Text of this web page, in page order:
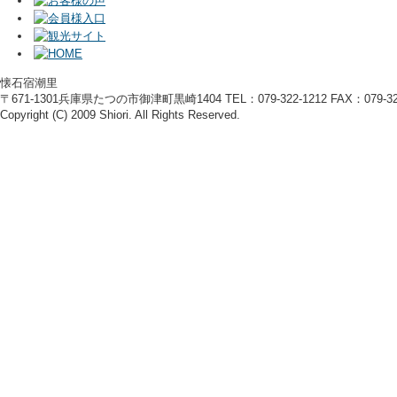
懐石宿潮里
〒671-1301兵庫県たつの市御津町黒崎1404 TEL：079-322-1212 FAX：079-
Copyright (C) 2009 Shiori. All Rights Reserved.